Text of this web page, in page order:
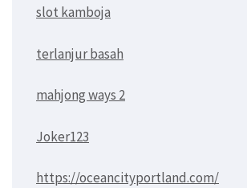
slot kamboja
terlanjur basah
mahjong ways 2
Joker123
https://oceancityportland.com/